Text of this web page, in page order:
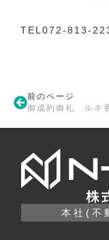
TEL072-813-
前のページ
御成約御礼 ルネ
株
本社(不